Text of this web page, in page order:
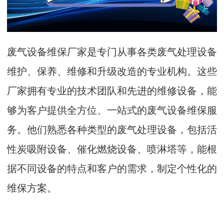
废气设备维保厂家是专门从事各类废气处理设备
维护、保养、维修和升级改造的专业机构。这些
厂家拥有专业的技术团队和先进的维修设备，能
够为客户提供全方位、一站式的废气设备维保服
务。他们熟悉各种类型的废气处理设备，包括活
性炭吸附设备、催化燃烧设备、喷淋塔等，能根
据不同设备的特点和客户的需求，制定个性化的
维保方案。